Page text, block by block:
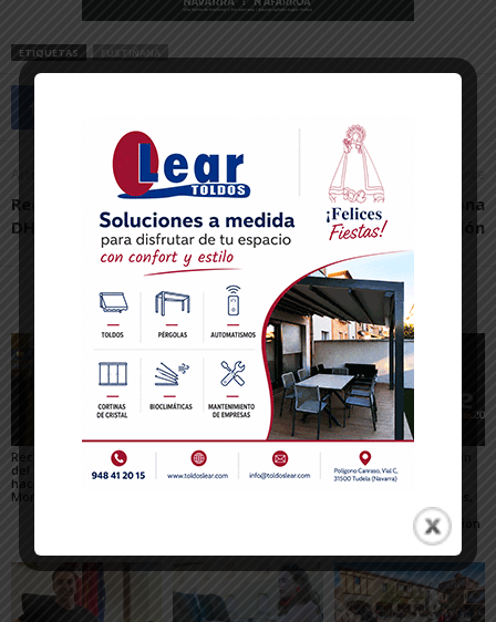
ETIQUETAS FUSTIÑANA
Artículo anterior
Reconocimientos AER para
DHG y Hotel Santamaría
Artículo siguiente
La Balsa del Pulguer, zona
especial de conservación
Artículos relacionados Más del autor
Recuperado un relieve
del siglo XVI robado
hace 16 años del
Monasterio de Fitero
Fustiñana no invitará a
los miembros del
Gobierno de Navarra a
Arguedas presenta un
completo programa
para el eclipse, con
actividades científicas,
visitas guiadas,
concierto y observación
de las Perseidas